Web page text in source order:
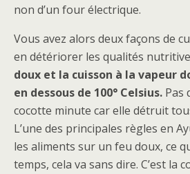
non d’un four électrique.
Vous avez alors deux façons de
en détériorer les qualités
doux et la cuisson à la vapeur
en dessous de 100° Celsius. Pas
cocotte minute car elle détruit
L’une des principales règles en
les aliments sur un feu doux, ce
temps, cela va sans dire. C’est la